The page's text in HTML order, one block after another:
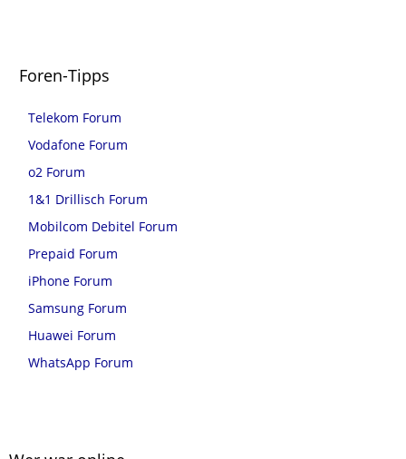
Foren-Tipps
Telekom Forum
Vodafone Forum
o2 Forum
1&1 Drillisch Forum
Mobilcom Debitel Forum
Prepaid Forum
iPhone Forum
Samsung Forum
Huawei Forum
WhatsApp Forum